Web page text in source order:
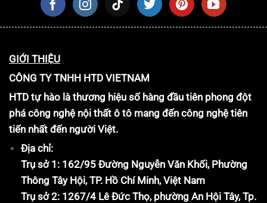
GIỚI THIỆU
CÔNG TY TNHH HTD VIETNAM
HTD tự hào là thương hiệu số hàng đầu tiên phong đột
phá công nghệ nội thất ô tô mang đến công nghệ tiên
tiến nhất đến người Việt.
Địa chỉ:
Trụ sở 1: 162/95 Đường Nguyễn Văn Khối, Phường
Thông Tây Hội, TP. Hồ Chí Minh, Việt Nam
Trụ sở 2: 1267/4 Lê Đức Thọ, phường An Hội Tây, Tp.